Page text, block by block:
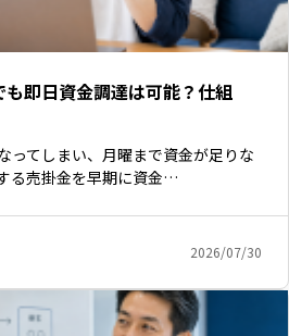
も即日資金調達は可能？仕組
ってしまい、月曜まで資金が足りな
る売掛金を早期に資金…
2026/07/30